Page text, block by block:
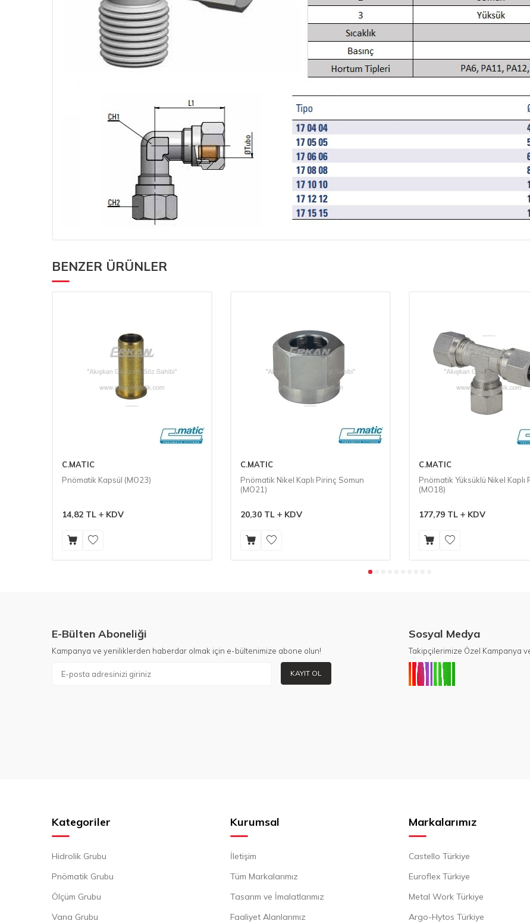
BENZER ÜRÜNLER
C.MATIC
Pnömatik Kapsül (MO23)
14,82 TL KDV
C.MATIC
Pnömatik Nikel Kaplı Pirinç Somun
(MO21)
20,30 TL KDV
C.MATIC
Pnömatik Yüksüklü Nikel Kaplı
(MO18)
177,79 TL KDV
E-Bülten Aboneliği
Kampanya ve yeniliklerden haberdar olmak için e-bültenimize abone olun!
KAYIT OL
Sosyal Medya
Takipçilerimize Özel Kampanya
Kategoriler
Hidrolik Grubu
Pnömatik Grubu
Ölçüm Grubu
Vana Grubu
Kurumsal
İletişim
Tüm Markalarımız
Tasarım ve İmalatlarımız
Faaliyet Alanlarımız
Markalarımız
Castello Türkiye
Euroflex Türkiye
Metal Work Türkiye
Argo-Hytos Türkiye